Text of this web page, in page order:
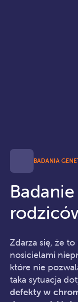
BADANIA
Zdarza się, że
nosicielami
które nie
taka sytuacja
defekty w